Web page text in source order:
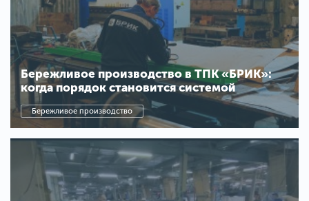
Бережливое производство в ТПК «БРИК»:
когда порядок становится системой
Бережливое производство